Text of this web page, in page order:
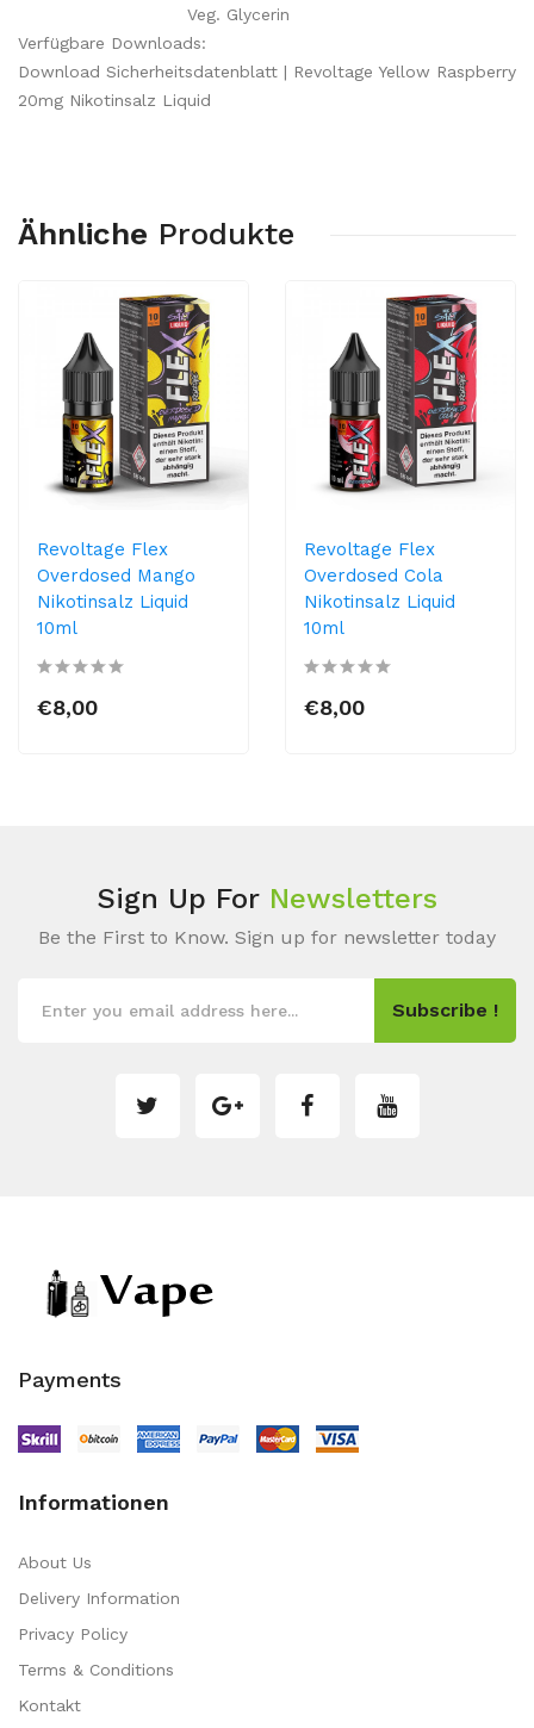
Veg. Glycerin
Verfügbare Downloads:
Download Sicherheitsdatenblatt | Revoltage Yellow Raspberry
20mg Nikotinsalz Liquid
Ähnliche Produkte
Revoltage Flex
Overdosed Mango
Nikotinsalz Liquid
10ml
€8,00
Revoltage Flex
Overdosed Cola
Nikotinsalz Liquid
10ml
€8,00
Sign Up For Newsletters
Be the First to Know. Sign up for newsletter today
Subscribe !
Payments
Informationen
About Us
Delivery Information
Privacy Policy
Terms & Conditions
Kontakt